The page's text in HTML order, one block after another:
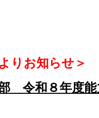
りお知らせ＞
令和８年度能